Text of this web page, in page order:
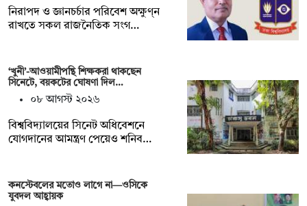
নিরাপদ ও জ্ঞানচর্চার পরিবেশ অক্ষুণ্ন
রাখতে সকল রাজনৈতিক সংগ…
‘খুনী’-আওয়ামীপন্থি শিক্ষকরা থাকছেন
সিনেটে, বয়কটের ঘোষণা দিল…
০৮ আগস্ট ২০২৬
বিশ্ববিদ্যালয়ের সিনেট অধিবেশনে
যোগদানের আমন্ত্রণ পেয়েও শনিব…
কনস্টেবলের মতোও লাগে না—ওসিকে
যুবদল আহ্বায়ক